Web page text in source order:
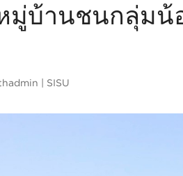
มู่บ้านชนกลุ่มน้
| SISU